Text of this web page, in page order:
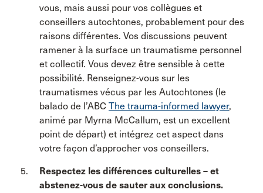
vous, mais aussi pour vos collègues et
conseillers autochtones, probablement pour des
raisons différentes. Vos discussions peuvent
ramener à la surface un traumatisme personnel
et collectif. Vous devez être sensible à cette
possibilité. Renseignez-vous sur les
traumatismes vécus par les Autochtones (le
balado de l’ABC The trauma-informed lawyer,
animé par Myrna McCallum, est un excellent
point de départ) et intégrez cet aspect dans
votre façon d’approcher vos conseillers.
Respectez les différences culturelles – et
abstenez-vous de sauter aux conclusions.